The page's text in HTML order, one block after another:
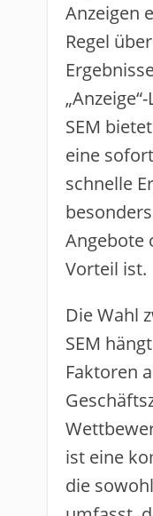
Anzeigen
Regel
SEM
eine
schnelle
Angebote
Vorteil ist.
Die Wahl
SEM
Faktoren
ist eine
die